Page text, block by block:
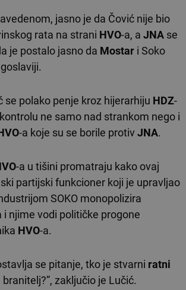
jasno je da Čović nije bio
rata na strani HVO-a, a JNA se
je postalo jasno da Mostar i Soko
se polako penje kroz hijerarhiju HDZ-
ne samo nad strankom nego i
-a koje su se borile protivJNA.
-a u tišini promatraju kako ovaj
partijski funkcioner koji je upravljao
SOKO monopolizira
i njime vodi političke progone
HVO-a.
se pitanje, tko je stvarni ratni
branitelj?”, zaključio je Lučić.